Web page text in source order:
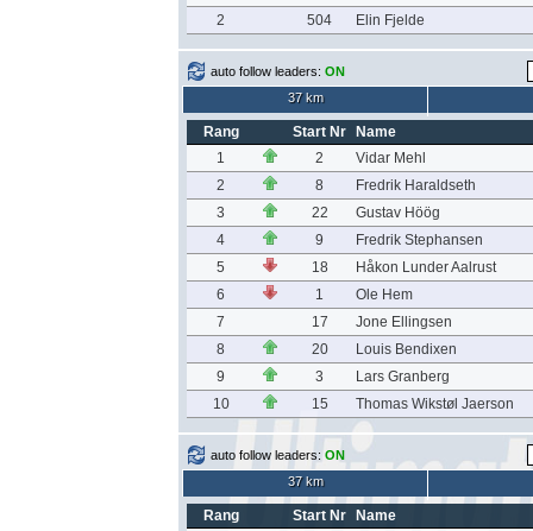
2
504 Elin Fjelde
auto follow leaders: ON
37 km
Rang Start Nr
Name
1
2
Vidar Mehl
2
8
Fredrik Haraldseth
3
22
Gustav Höög
4
9
Fredrik Stephansen
5
18
Håkon Lunder Aalrust
6
1
Ole Hem
7
17
Jone Ellingsen
8
20
Louis Bendixen
9
3
Lars Granberg
10
15 Thomas Wikstøl Jaerson
auto follow leaders: ON
37 km
Rang Start Nr
Name